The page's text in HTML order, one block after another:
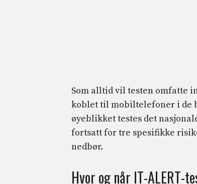
Som alltid vil testen omfatte
koblet til mobiltelefoner i de
øyeblikket testes det
fortsatt for tre spesifikke
nedbør.
Hvor og når IT-ALERT-